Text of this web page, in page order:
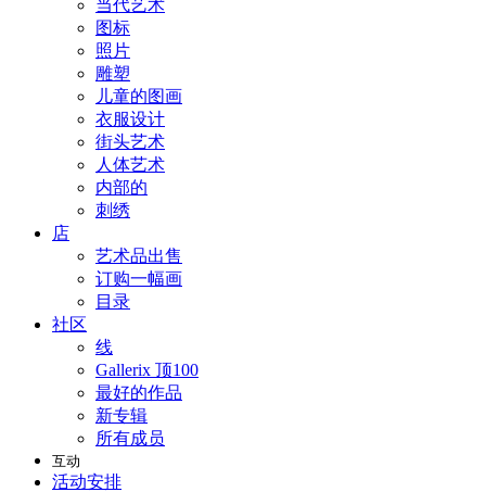
当代艺术
图标
照片
雕塑
儿童的图画
衣服设计
街头艺术
人体艺术
内部的
刺绣
店
艺术品出售
订购一幅画
目录
社区
线
Gallerix 顶100
最好的作品
新专辑
所有成员
互动
活动安排